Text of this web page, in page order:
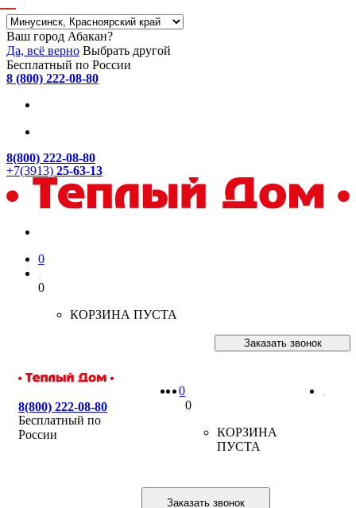
Ваш город Абакан?
Да, всё верно Выбрать другой
Бесплатный по России
8 (800) 222-08-80
8(800) 222-08-80
+7(3913) 25-63-13
0
0
КОРЗИНА ПУСТА
Заказать звонок
8(800) 222-08-80
Бесплатный по
России
0
0
КОРЗИНА
ПУСТА
Заказать звонок